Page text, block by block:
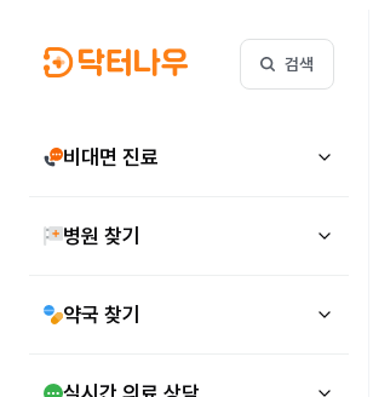
검색
비대면 진료
병원 찾기
약국 찾기